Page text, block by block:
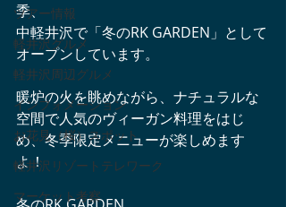
ツアー情報
軽井沢グルメ
軽井沢周辺グルメ
インフォメーション
お花見（桜）スポット
軽井沢リゾートテレワーク
マーケット考察
季、
中軽井沢で「冬のRK GARDEN」として
オープンしています。
暖炉の火を眺めながら、ナチュラルな
空間で人気のヴィーガン料理をはじ
め、冬季限定メニューが楽しめます
よ！